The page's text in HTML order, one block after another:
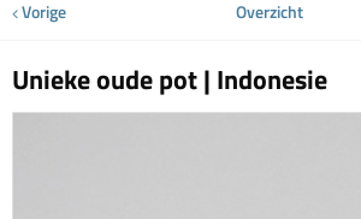
Vorige Overzicht
Unieke oude pot | Indonesie